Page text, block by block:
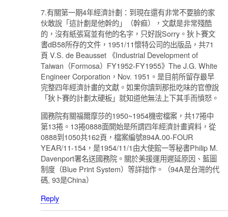
7.有關第一期4年經濟計劃：到現在還有非常不要臉的家
伙敢說「這計劃是他幹的」（幹痲），文獻是非常殘酷
的，沒有紙張寫並有他的名字，只好說Sorry。狄卜賽文
書dB58所存的文件，1951/11懷特公司的出版品，共71
頁 V.S. de Beausset 《Industrial Development of
Taiwan（Formosa）FY1952-FY1955》The J.G. White
Engineer Corporation，Nov. 1951。是目前所留存最早
完整四年經濟計畫的文獻。如果你讀到那批吃味的官僚說
「狄卜賽的計劃太硬板」就知道他無法上下其手而憤怒。
國務院有關福爾摩莎的1950~1954機密檔案，共17捲中
第13捲。13捲0888面開始是所謂四年經濟計畫資料，從
0888到1050共162頁，檔案編號894A.00-FOUR
YEAR/11-154，是1954/11/1由大使館一等秘書Philip M.
Davenport署名送國務院。關於美援運用遲延原因、藍圖
制度（Blue Print System）等詳拙作。（94A是台灣的代
碼, 93是China）
Reply